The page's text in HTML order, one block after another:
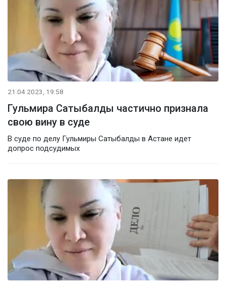
21.04.2023, 19:58
Гульмира Сатыбалды частично признала
свою вину в суде
В суде по делу Гульмиры Сатыбалды в Астане идет
допрос подсудимых